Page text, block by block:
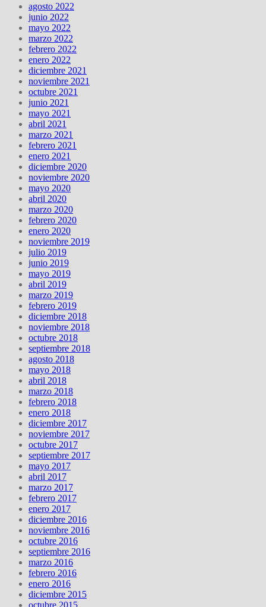
agosto 2022
junio 2022
mayo 2022
marzo 2022
febrero 2022
enero 2022
diciembre 2021
noviembre 2021
octubre 2021
junio 2021
mayo 2021
abril 2021
marzo 2021
febrero 2021
enero 2021
diciembre 2020
noviembre 2020
mayo 2020
abril 2020
marzo 2020
febrero 2020
enero 2020
noviembre 2019
julio 2019
junio 2019
mayo 2019
abril 2019
marzo 2019
febrero 2019
diciembre 2018
noviembre 2018
octubre 2018
septiembre 2018
agosto 2018
mayo 2018
abril 2018
marzo 2018
febrero 2018
enero 2018
diciembre 2017
noviembre 2017
octubre 2017
septiembre 2017
mayo 2017
abril 2017
marzo 2017
febrero 2017
enero 2017
diciembre 2016
noviembre 2016
octubre 2016
septiembre 2016
marzo 2016
febrero 2016
enero 2016
diciembre 2015
octubre 2015